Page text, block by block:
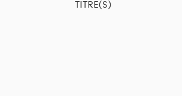
TITRE(S)